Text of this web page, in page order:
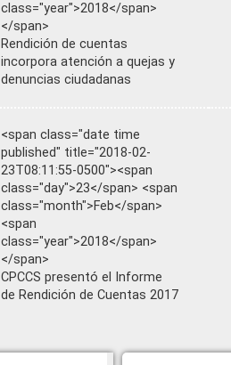
class="year">2018</span>
</span>
Rendición de cuentas
incorpora atención a quejas y
denuncias ciudadanas
<span class="date time
published" title="2018-02-
23T08:11:55-0500"><span
class="day">23</span> <span
class="month">Feb</span>
<span
class="year">2018</span>
</span>
CPCCS presentó el Informe
de Rendición de Cuentas 2017